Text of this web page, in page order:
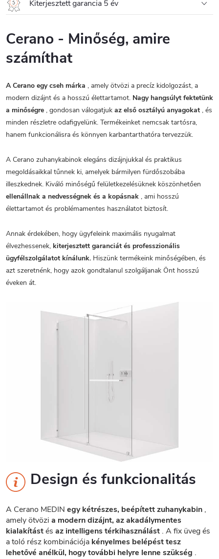
Kiterjesztett garancia 5 év
Cerano - Minőség, amire
számíthat
A Cerano egy cseh márka , amely ötvözi a precíz kidolgozást, a
modern dizájnt és a hosszú élettartamot. Nagy hangsúlyt fektetünk
a minőségre , gondosan válogatjuk az első osztályú anyagokat , és
minden részletre odafigyelünk. Termékeinket nemcsak tartósra,
hanem funkcionálisra és könnyen karbantarthatóra tervezzük.
A Cerano zuhanykabinok elegáns dizájnjukkal és praktikus
megoldásaikkal tűnnek ki, amelyek bármilyen fürdőszobába
illeszkednek. Kiváló minőségű felületkezelésüknek köszönhetően
ellenállnak a nedvességnek és a kopásnak , ami hosszú
élettartamot és problémamentes használatot biztosít.
Annak érdekében, hogy ügyfeleink maximális nyugalmat
élvezhessenek, kiterjesztett garanciát és professzionális
ügyfélszolgálatot kínálunk. Hiszünk termékeink minőségében, és
azt szeretnénk, hogy azok gondtalanul szolgáljanak Önt hosszú
éveken át.
Design és funkcionalitás
A Cerano MEDIN egy kétrészes, beépített zuhanykabin ,
amely ötvözi a modern dizájnt, az akadálymentes
kialakítástés az intelligens térkihasználást . A fix üveg és
a toló rész kombinációja kényelmes belépést tesz
lehetővé anélkül, hogy további helyre lenne szükség .